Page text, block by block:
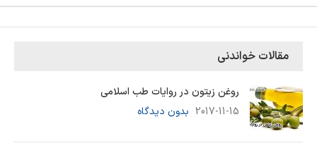
مقالات خواندنی
روغن زیتون در روایات طب اسلامی
2017-11-15 بدون دیدگاه